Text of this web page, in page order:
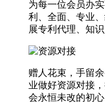
为每一位会员办
利、全面、专业
展专利代理、知
赠人花束，手留
业做好资源对接
会永恒未改的初心